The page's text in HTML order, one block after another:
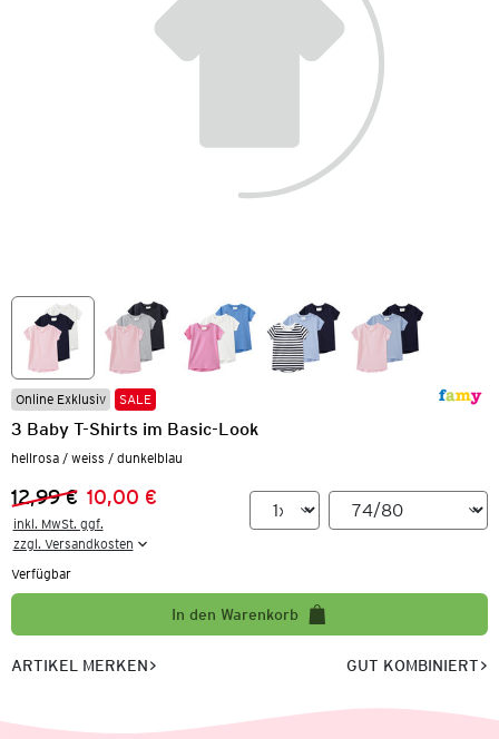
Online Exklusiv SALE
3 Baby T-Shirts im Basic-Look
hellrosa / weiss / dunkelblau
Vorheriger Preis:
12,99 €
Neuer Preis:
10,00 €
inkl. MwSt. ggf.
zzgl. Versandkosten
Verfügbar
In den Warenkorb
ARTIKEL MERKEN GUT KOMBINIERT